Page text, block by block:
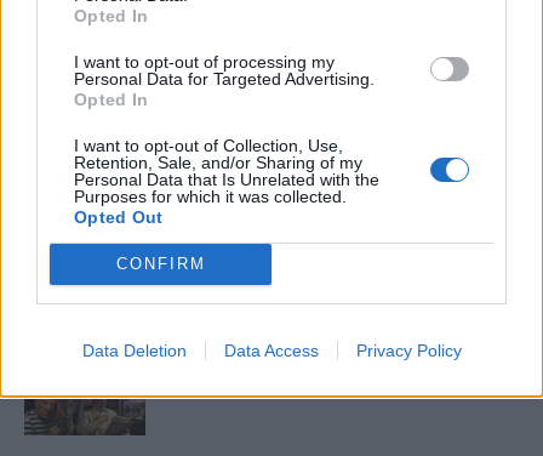
Opted In
I want to opt-out of processing my
Personal Data for Targeted Advertising.
Opted In
I want to opt-out of Collection, Use,
Retention, Sale, and/or Sharing of my
Personal Data that Is Unrelated with the
Purposes for which it was collected.
Opted Out
CONFIRM
Data Deletion Data Access Privacy Policy
A világ legismertebb ruhái
Nyár, nevetés, anekdoták